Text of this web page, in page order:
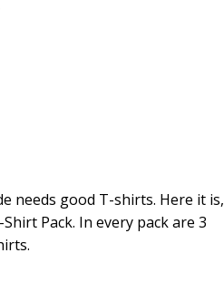
needs good T-shirts. Here it is,
Pack. In every pack are 3